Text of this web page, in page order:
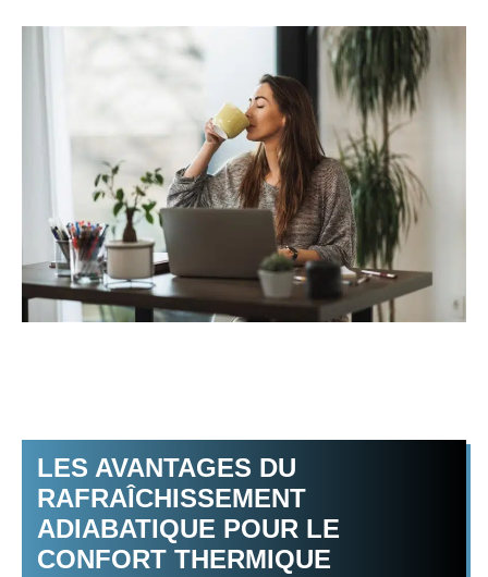
LES AVANTAGES DU
RAFRAÎCHISSEMENT
ADIABATIQUE POUR LE
CONFORT THERMIQUE